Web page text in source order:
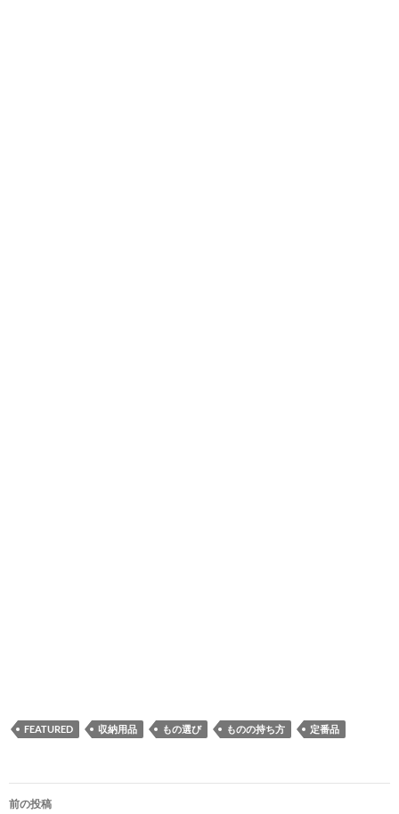
FEATURED 収納用品 もの選び ものの持ち方 定番品
投
前の投稿